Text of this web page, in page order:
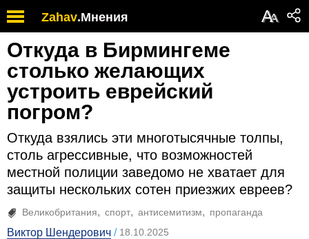
Zahav.Мнения АА
Откуда в Бирмингеме
столько желающих
устроить еврейский
погром?
Откуда взялись эти многотысячные толпы,
столь агрессивные, что возможностей
местной полиции заведомо не хватает для
защиты нескольких сотен приезжих евреев?
Великобритания спорт антисемитизм пропаганда
Виктор Шендерович
18.10.2025